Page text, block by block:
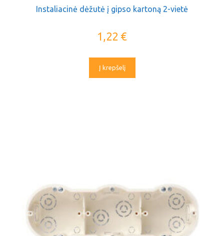
Instaliacinė dėžutė į gipso kartoną 2-vietė
1,22 €
Į krepšelį